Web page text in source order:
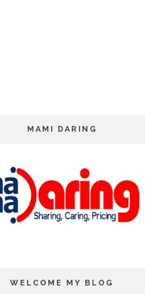
MAMI DARING
WELCOME MY BLOG